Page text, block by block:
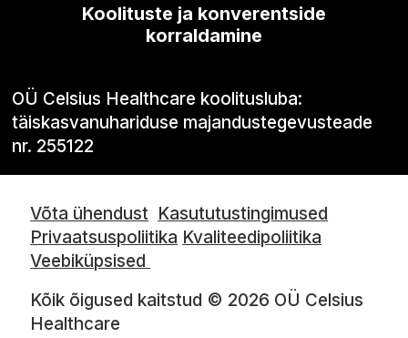
Koolituste ja konverentside
korraldamine
OÜ Celsius Healthcare koolitusluba:
täiskasvanuhariduse majandustegevusteade
nr. 255122
Võta ühendust Kasututustingimused
Privaatsuspoliitika Kvaliteedipoliitika
Veebiküpsised
Kõik õigused kaitstud © 2026 OÜ Celsius
Healthcare